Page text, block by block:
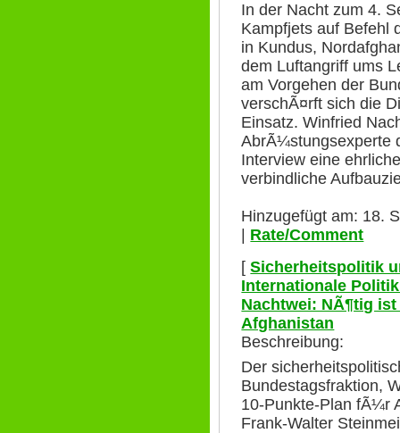
In der Nacht zum 4.
Kampfjets auf Befehl
in Kundus,
dem Luftangriff ums
am Vorgehen der
verschÃ¤rft sich die
Einsatz. Winfried
AbrÃ¼stungsexperte
Interview eine
verbindliche
Hinzugefügt am: 18.
Rate/Comment
[Sicherheitspolitik
Internationale
Nachtwei: NÃ¶tig
Afghanistan
Beschreibung:
Der
Bundestagsfraktion,
10-Punkte-Plan fÃ¼r
Frank-Walter